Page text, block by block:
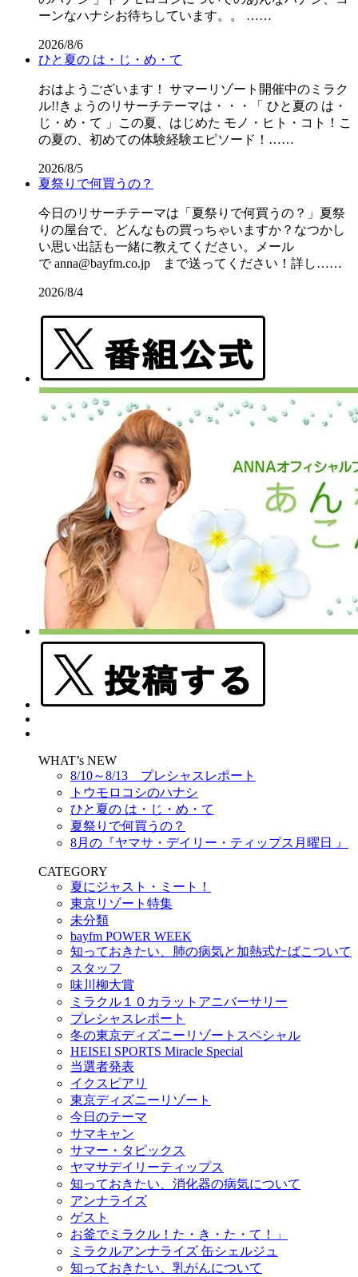
ーンなハナシお待ちしています。。 ……
2026/8/6
ひと夏の は・じ・め・て
おはようございます！ サマーリゾート開催中のミラク
ル!!きょうのリサーチテーマは・・・「 ひと夏の は・
じ・め・て 」この夏、はじめた モノ・ヒト・コト！こ
の夏の、初めての体験経験エピソード！……
2026/8/5
夏祭りで何買うの？
今日のリサーチテーマは「夏祭りで何買うの？」夏祭
りの屋台で、どんなもの買っちゃいますか？なつかし
い思い出話も一緒に教えてください。メール
で anna@bayfm.co.jp まで送ってください！詳し……
2026/8/4
WHAT’s NEW
8/10～8/13 プレシャスレポート
トウモロコシのハナシ
ひと夏の は・じ・め・て
夏祭りで何買うの？
8月の『ヤマサ・デイリー・ティップス月曜日 』
CATEGORY
夏にジャスト・ミート！
東京リゾート特集
未分類
bayfm POWER WEEK
知っておきたい、肺の病気と加熱式たばこついて
スタッフ
味川柳大賞
ミラクル１０カラットアニバーサリー
プレシャスレポート
冬の東京ディズニーリゾートスペシャル
HEISEI SPORTS Miracle Special
当選者発表
イクスピアリ
東京ディズニーリゾート
今日のテーマ
サマキャン
サマー・タピックス
ヤマサデイリーティップス
知っておきたい、消化器の病気について
アンナライズ
ゲスト
お釜でミラクル！た・き・た・て！」
ミラクルアンナライズ 缶シェルジュ
知っておきたい、乳がんについて